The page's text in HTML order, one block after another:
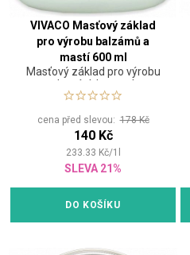
VIVACO Masťový základ
pro výrobu balzámů a
mastí 600 ml
Masťový základ pro výrobu
domácích mastí
cena před slevou:178 Kč
140 Kč
233.33 Kč/1
SLEVA 21%
DO KOŠÍKU